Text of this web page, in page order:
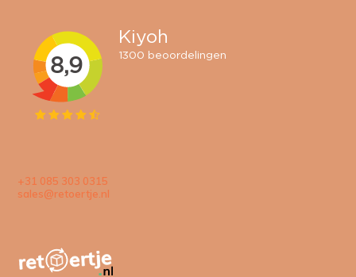
+31 085 303 0315
sales@retoertje.nl